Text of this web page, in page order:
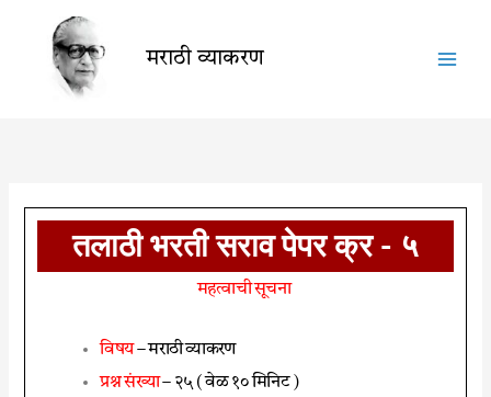
content
मराठी व्याकरण
तलाठी भरती सराव पेपर क्र - ५
महत्वाची सूचना
विषय– मराठी व्याकरण
प्रश्न संख्या– २५ ( वेळ १० मिनिट )